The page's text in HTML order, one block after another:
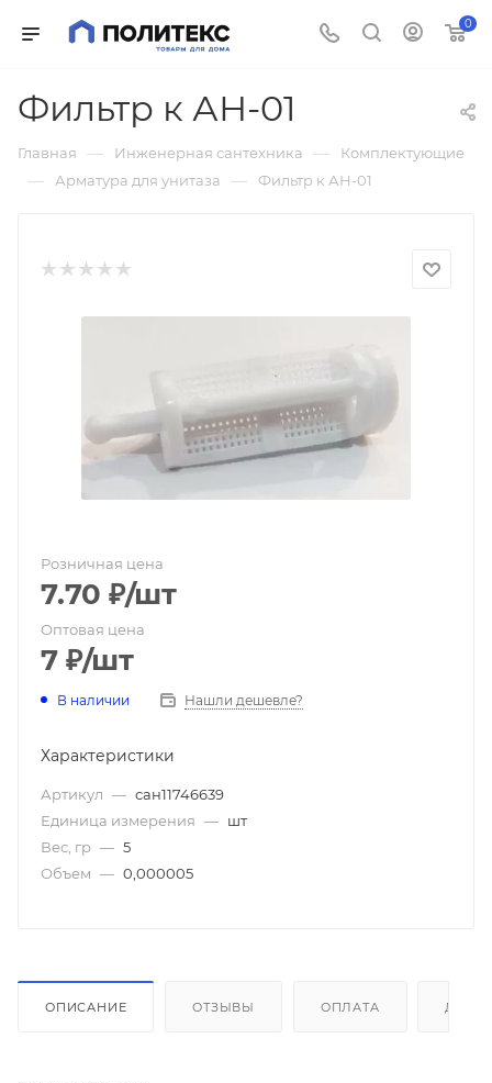
0
Фильтр к АН-01
Главная — Инженерная сантехника — Комплектующие
— Арматура для унитаза — Фильтр к АН-01
Розничная цена
7.70 ₽/шт
Оптовая цена
7 ₽/шт
В наличии Нашли дешевле?
Характеристики
Артикул — сан11746639
Единица измерения — шт
Вес, гр — 5
Объем — 0,000005
ОПИСАНИЕ ОТЗЫВЫ ОПЛАТА